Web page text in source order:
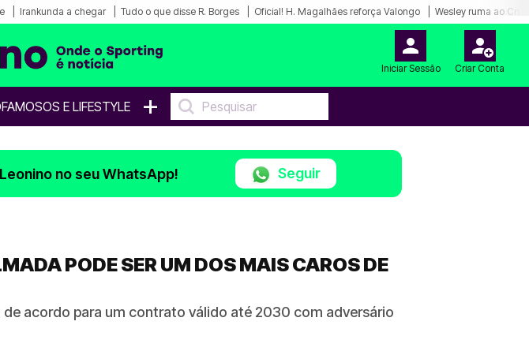
Irankunda a chegar Tudo o que disse R. Borges Oficial! H. Magalhães reforça Valongo Wesley ruma ao
Iniciar Sessão Criar Conta
FAMOSOS E LIFESTYLE +
no seu WhatsApp! Seguir
PODE SER UM DOS MAIS CAROS DE
acordo para um contrato válido até 2030 com adversário